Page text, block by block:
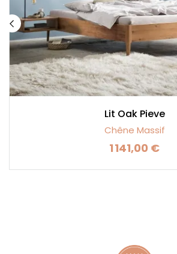
Lit Oak Pieve
Chêne Massif
Prix
1 141,00 €